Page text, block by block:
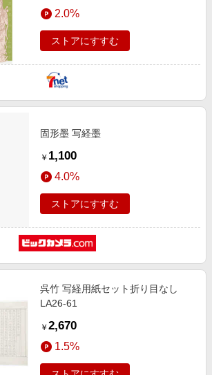
2.0%
ストアにすすむ
固形墨 写経墨
￥ 1,100
4.0%
ストアにすすむ
呉竹 写経用紙セット折り目なし
LA26-61
￥ 2,670
1.5%